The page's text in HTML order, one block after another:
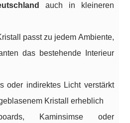
auch in kleineren
passt zu jedem Ambiente,
das bestehende Interieur
oder indirektes Licht verstärkt
Kristall erheblich
Kaminsimse oder